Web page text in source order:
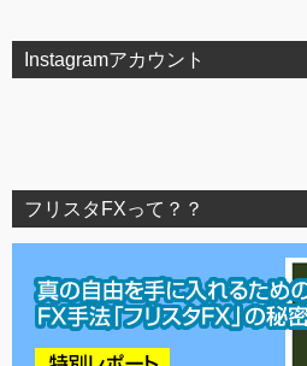
Instagramアカウント
フリスタFXって？？